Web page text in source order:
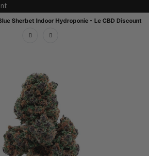
Sherbet Indoor Hydroponie - Le CBD Discount